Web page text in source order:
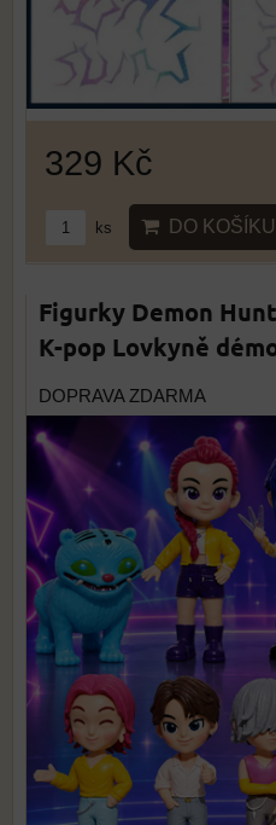
329 Kč
ks DO KOŠÍKU
Figurky Demon
K-pop Lovkyně
DOPRAVA ZDARMA